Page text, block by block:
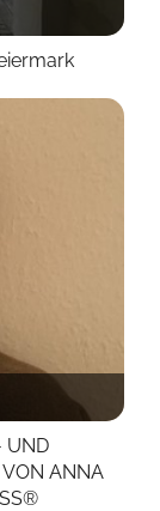
UND
VON ANNA